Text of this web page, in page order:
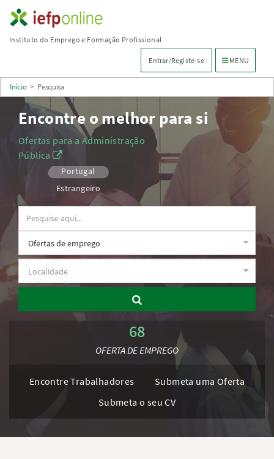
Saltar
para
principal
Instituto do Emprego e Formação Profissional
Entrar/Registe-se Menu de
MENU
Início > Pesquisa
Encontre o melhor para si
Ofertas para a Administração
Pública
Portugal
Estrangeiro
Observações
68
OFERTA DE EMPREGO
Encontre Trabalhadores
Submeta uma Oferta
Submeta o seu CV